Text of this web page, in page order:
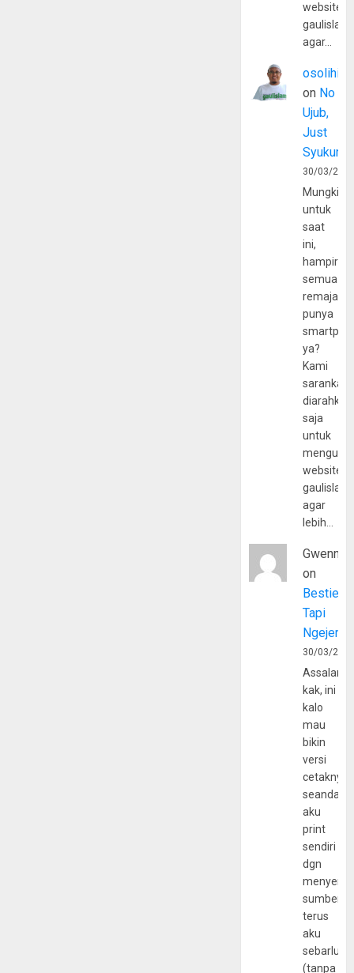
website
agar…
osolihin
on No
Ujub,
Just
Syukur
30/03/
Mungkin
untuk
saat
ini,
hampir
semua
remaja
punya
ya?
Kami
sarankan,
diarahkan
saja
untuk
website
agar
lebih…
Gwenny
on
Bestie
Tapi
30/03/
kak, ini
kalo
mau
bikin
versi
cetaknya
aku
print
sendiri
dgn
sumber
terus
aku
(tanpa